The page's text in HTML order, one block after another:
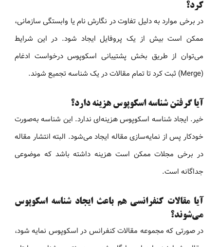
کرد؟
در برخی موارد به دلیل تفاوت در نگارش نام یا وابستگی سازمانی،
ممکن است بیش از یک پروفایل ایجاد شود. در این شرایط
می‌توان از طریق بخش پشتیبانی اسکوپوس درخواست ادغام
(Merge) ثبت کرد تا تمام مقالات در یک شناسه تجمیع شوند.
آیا گرفتن شناسه اسکوپوس هزینه دارد؟
خیر. ایجاد شناسه اسکوپوس هزینه‌ای ندارد. این شناسه به‌صورت
خودکار پس از نمایه‌سازی مقاله ایجاد می‌شود. البته انتشار مقاله
در برخی مجلات ممکن است هزینه داشته باشد که موضوعی
جداگانه است.
آیا مقالات کنفرانسی هم باعث ایجاد شناسه اسکوپوس
می‌شوند؟
در صورتی که مجموعه مقالات کنفرانس در اسکوپوس نمایه شود،